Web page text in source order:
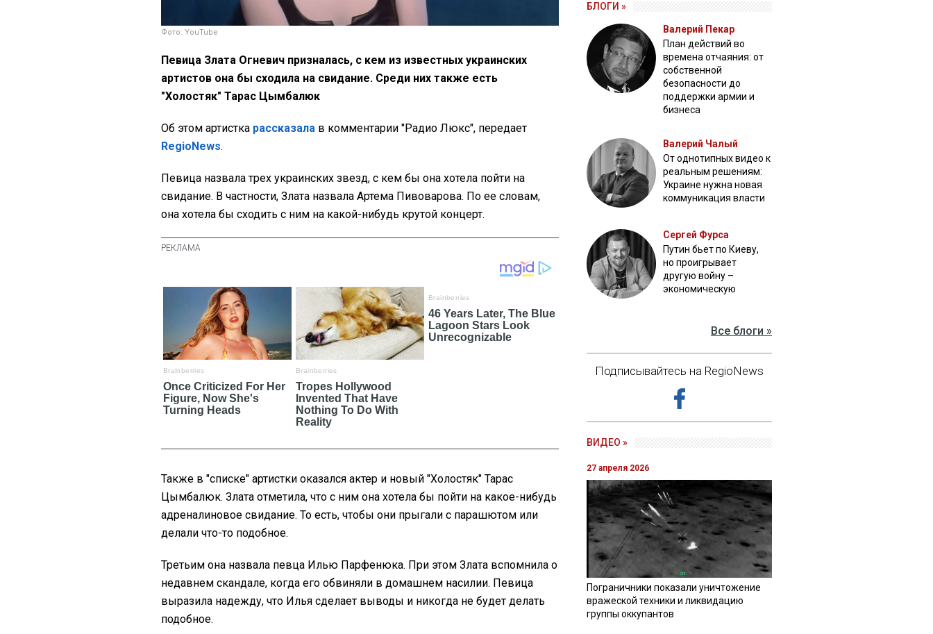
Фото: YouTube
Певица Злата Огневич призналась, с кем из известных украинских
артистов она бы сходила на свидание. Среди них также есть
"Холостяк" Тарас Цымбалюк
Об этом артистка рассказала в комментарии "Радио Люкс", передает
RegioNews.
Певица назвала трех украинских звезд, с кем бы она хотела пойти на
свидание. В частности, Злата назвала Артема Пивоварова. По ее словам,
она хотела бы сходить с ним на какой-нибудь крутой концерт.
Также в "списке" артистки оказался актер и новый "Холостяк" Тарас
Цымбалюк. Злата отметила, что с ним она хотела бы пойти на какое-нибудь
адреналиновое свидание. То есть, чтобы они прыгали с парашютом или
делали что-то подобное.
Третьим она назвала певца Илью Парфенюка. При этом Злата вспомнила о
недавнем скандале, когда его обвиняли в домашнем насилии. Певица
выразила надежду, что Илья сделает выводы и никогда не будет делать
подобное.
БЛОГИ »
Валерий Пекар
План действий во
времена отчаяния: от
собственной
безопасности до
поддержки армии и
бизнеса
Валерий Чалый
От однотипных видео к
реальным решениям:
Украине нужна новая
коммуникация власти
Сергей Фурса
Путин бьет по Киеву,
но проигрывает
другую войну –
экономическую
Все блоги »
Подписывайтесь на RegioNews
ВИДЕО »
27 апреля 2026
Пограничники показали уничтожение
вражеской техники и ликвидацию
группы оккупантов